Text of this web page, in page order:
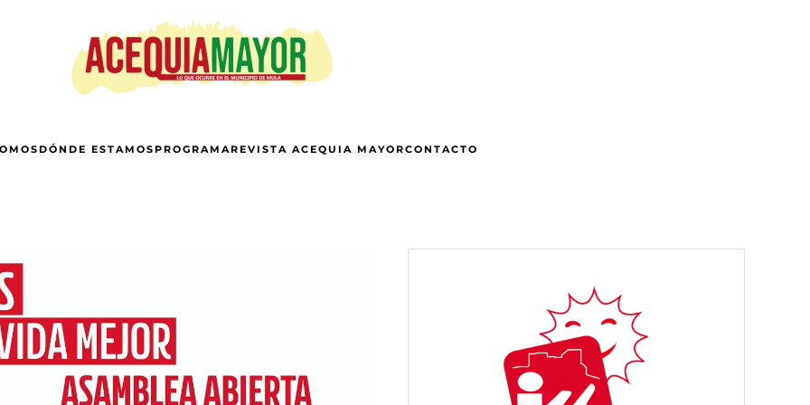
DÓNDE ESTAMOSPROGRAMAREVISTA ACEQUIA MAYORCONTACTO